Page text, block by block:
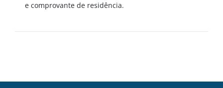
e comprovante de residência.